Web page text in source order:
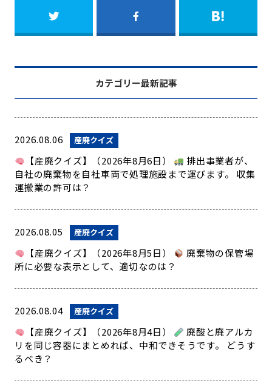
カテゴリー最新記事
2026.08.06 産廃クイズ
【産廃クイズ】（2026年8月6日）
排出事業者が、
自社の廃棄物を自社車両で処理施設まで運びます。 収集
運搬業の許可は？
2026.08.05 産廃クイズ
【産廃クイズ】（2026年8月5日）
廃棄物の保管場
所に必要な表示として、適切なのは？
2026.08.04 産廃クイズ
【産廃クイズ】（2026年8月4日）
廃酸と廃アルカ
リを同じ容器にまとめれば、中和できそうです。 どうす
るべき？